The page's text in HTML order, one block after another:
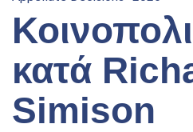
κατά
Simison